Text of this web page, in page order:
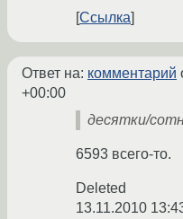
Ссылка
Ответ на: комментарий
+00:00
десятки/
6593 всего-то.
Deleted
13.11.2010